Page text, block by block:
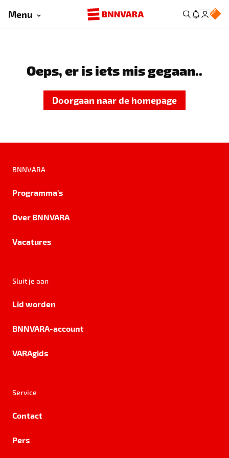
Menu
Oeps, er is iets mis gegaan..
Doorgaan naar de homepage
BNNVARA
Programma's
Over BNNVARA
Vacatures
Sluit je aan
Lid worden
BNNVARA-account
VARAgids
Service
Contact
Pers